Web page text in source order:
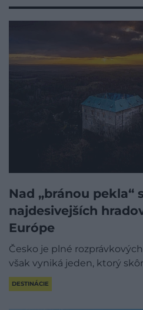
Nad „bránou pekla“
najdesivejších
Európe
Česko je plné
však vyniká jeden, ktorý
DESTINÁCIE